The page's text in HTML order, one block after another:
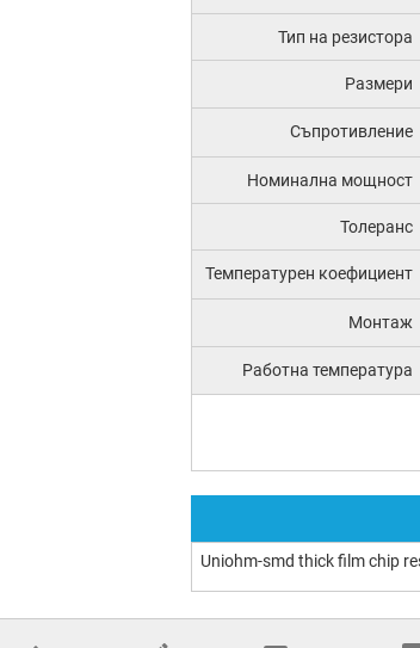
Тип на резистора
Размери
Съпротивление
Номинална мощност
Толеранс
Температурен коефициент
Монтаж
Работна температура
Uniohm-smd thick film chip